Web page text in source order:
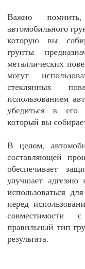
Важно
автомобильного
которую вы
грунты
металлических
могут
стеклянных
использованием
убедиться в его
который вы
В целом,
составляющей
обеспечивает
улучшает
использоваться
перед
совместимости
правильный тип
результата.